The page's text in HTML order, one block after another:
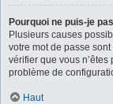
Pourquoi ne puis-je
Plusieurs causes
votre mot de passe
vérifier que vous
problème de
Haut